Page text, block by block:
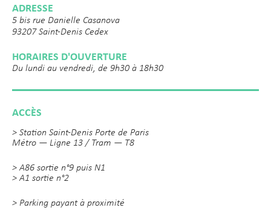
ADRESSE
5 bis rue Danielle Casanova
93207 Saint-Denis Cedex
HORAIRES D'OUVERTURE
Du lundi au vendredi, de 9h30 à 18h30
ACCÈS
> Station Saint-Denis Porte de Paris
Métro — Ligne 13 / Tram — T8
> A86 sortie n°9 puis N1
> A1 sortie n°2
> Parking payant à proximité